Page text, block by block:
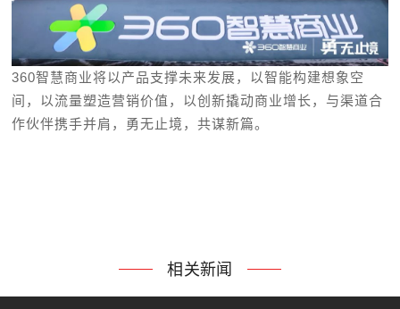
360智慧商业将以产品支撑未来发展，以智能构建想象空
间，以流量塑造营销价值，以创新撬动商业增长，与渠道合
作伙伴携手并肩，勇无止境，共谋新篇。
相关新闻